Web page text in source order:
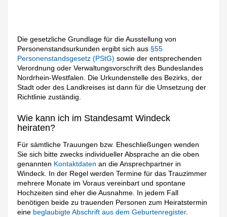
Die gesetzliche Grundlage für die Ausstellung von
Personenstandsurkunden ergibt sich aus §55
Personenstandsgesetz (PStG)sowie der entsprechenden
Verordnung oder Verwaltungsvorschrift des Bundeslandes
Nordrhein-Westfalen. Die Urkundenstelle des Bezirks, der
Stadt oder des Landkreises ist dann für die Umsetzung der
Richtlinie zuständig.
Wie kann ich im Standesamt Windeck
heiraten?
Für sämtliche Trauungen bzw. Eheschließungen wenden
Sie sich bitte zwecks individueller Absprache an die oben
genannten Kontaktdaten an die Ansprechpartner in
Windeck. In der Regel werden Termine für das Trauzimmer
mehrere Monate im Voraus vereinbart und spontane
Hochzeiten sind eher die Ausnahme. In jedem Fall
benötigen beide zu trauenden Personen zum Heiratstermin
eine beglaubigte Abschrift aus dem Geburtenregister.